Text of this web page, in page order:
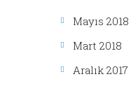
Mayıs 2018
Mart 2018
Aralık 2017